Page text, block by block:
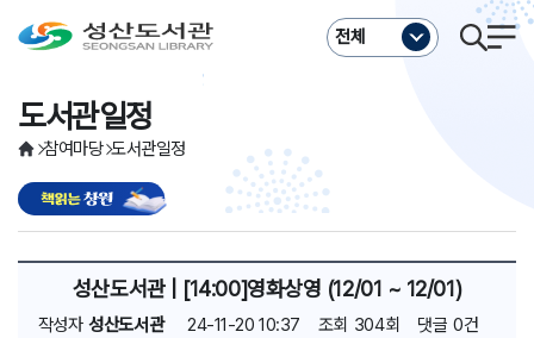
전체
참여마당 도서관일정
도서관일정
성산도서관 | [14:00]영화상영 (12/01 ~ 12/01)
작성자 성산도서관 24-11-20 10:37 조회 304회 댓글 0건